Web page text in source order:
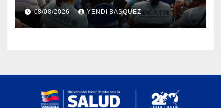
atención a personas con
discapacidad
08/08/2026 YENDI BASQUEZ